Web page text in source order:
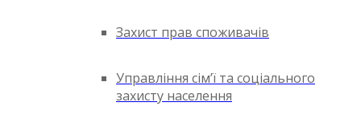
Захист прав споживачів
Управління сім’ї та соціального
захисту населення